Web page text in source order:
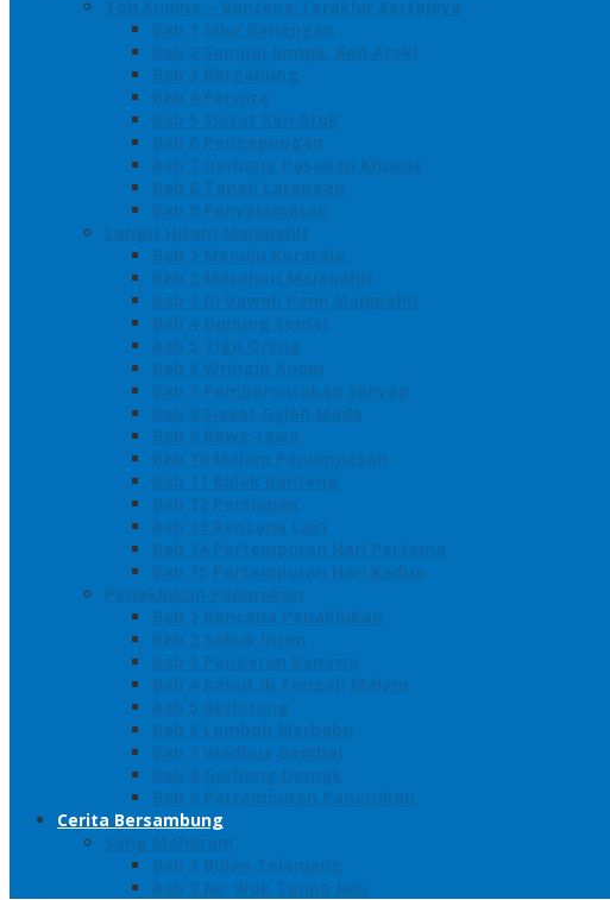
Toh Kuning – Benteng Terakhir Kertajaya
Bab 1 Jalur Banengan
Bab 2 Sampai Jumpa, Ken Arok!
Bab 3 Bergabung
Bab 4 Perwira
Bab 5 Siasat Ken Arok
Bab 6 Pengepungan
Bab 7 Gerbang Pasukan Khusus
Bab 8 Tanah Larangan
Bab 9 Penyelamatan
Langit Hitam Majapahit
Bab 1 Menuju Kotaraja
Bab 2 Matahari Majapahit
Bab 3 Di Bawah Panji Majapahit
Bab 4 Gunung Semar
Bab 5 Tiga Orang
Bab 6 Wringin Anom
Bab 7 Pemberontakan Senyap
Bab 8 Siasat Gajah Mada
Bab 9 Rawa-rawa
Bab 10 Malam Penumpasan
Bab 11 Bulak Banteng
Bab 12 Persiapan
Bab 13 Rencana Lain
Bab 14 Pertempuran Hari Pertama
Bab 15 Pertempuran Hari Kedua
Penaklukan Panarukan
Bab 1 Rencana Penaklukan
Bab 2 Sabuk Inten
Bab 3 Pangeran Benawa
Bab 4 Kabut di Tengah Malam
Bab 5 Berhitung
Bab 6 Lembah Merbabu
Bab 7 Wedhus Gembel
Bab 8 Gerbang Demak
Bab 9 Pertempuran Panarukan
Cerita Bersambung
Sang Maharani
Bab 1 Bulan Telanjang
Bab 2 Nir Wuk Tanpa Jalu